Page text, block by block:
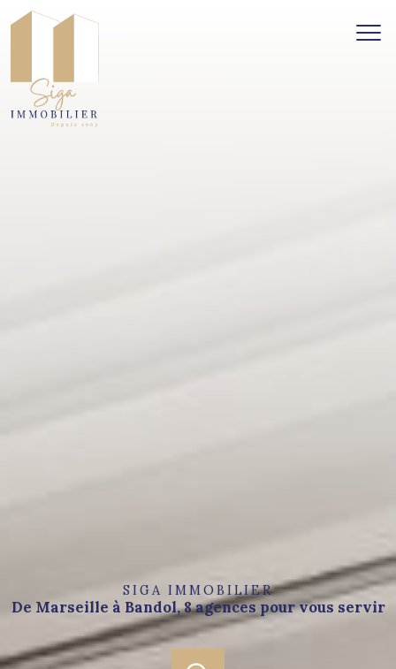
SIGA IMMOBILIER
De Marseille à Bandol, 8 agences pour vous servir